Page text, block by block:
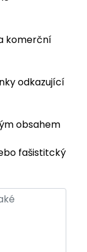
komerční
odkazující
obsahem
fašistitcký